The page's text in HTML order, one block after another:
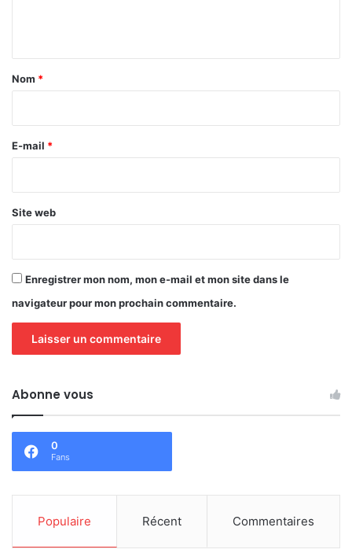
a
e
Nom *
E-mail *
Site web
Enregistrer mon nom, mon e-mail et mon site dans le
navigateur pour mon prochain commentaire.
Abonne vous
0
Fans
Populaire Récent Commentaires